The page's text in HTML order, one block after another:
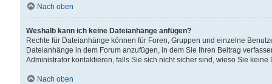
Nach oben
Weshalb kann ich keine Dateianhänge anfügen?
Rechte für Dateianhänge können für Foren, Gruppen und einzelne
Dateianhänge in dem Forum anzufügen, in dem Sie Ihren Beitrag
Administrator kontaktieren, falls Sie sich nicht sicher sind, wieso Sie
Nach oben